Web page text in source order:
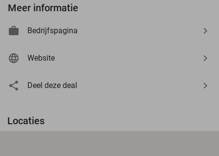
Meer informatie
Bedrijfspagina
Website
Deel deze deal
Locaties